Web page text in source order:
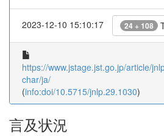
2023-12-10 15:10:17 24 + 108
https://www.jstage.jst.go.jp/article/
char/ja/
(info:doi/10.5715/jnlp.29.1030)
言及状況